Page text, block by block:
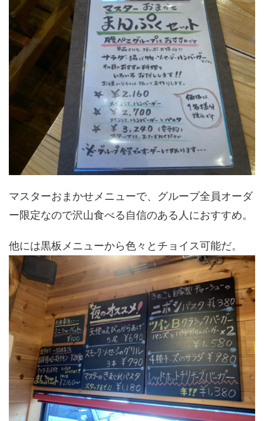
マスターおまかせメニューで、グループ全員オーダ
ー限定なので沢山食べる自信のある人におすすめ。
他には黒板メニューから色々とチョイス可能だ。